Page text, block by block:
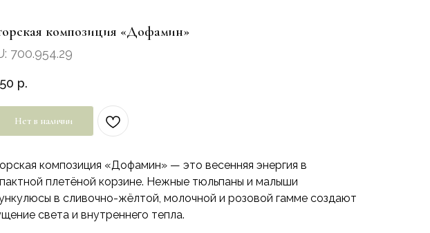
композиция «Дофамин»
700.954.29
р.
Нет в наличии
композиция «Дофамин» — это весенняя энергия в
плетёной корзине. Нежные тюльпаны и малыши
в сливочно-жёлтой, молочной и розовой гамме создают
света и внутреннего тепла.